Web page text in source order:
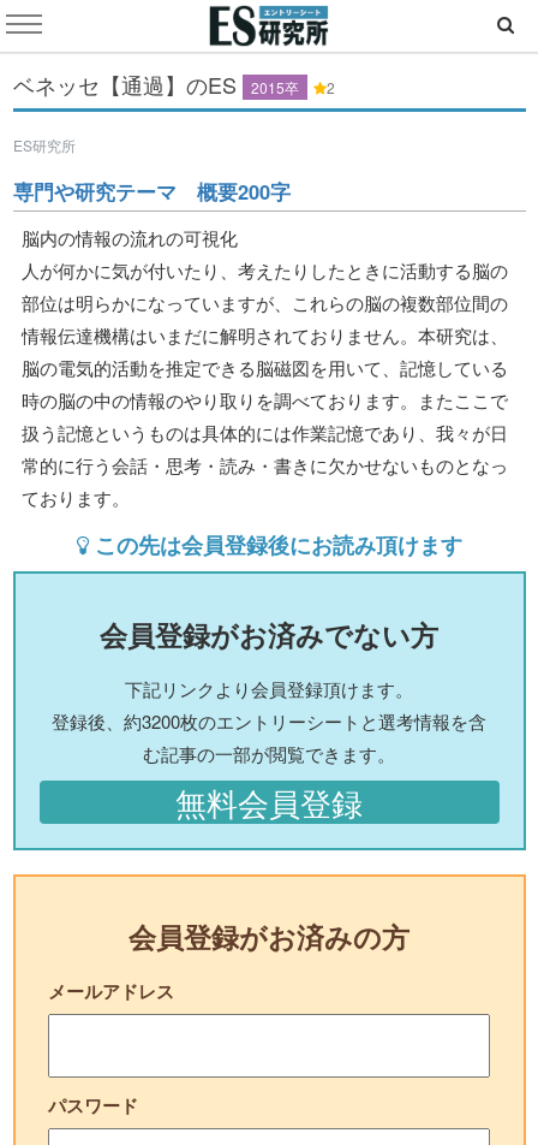
ベネッセ【通過】のES 2015卒 2
ES研究所
専門や研究テーマ 概要200字
脳内の情報の流れの可視化
人が何かに気が付いたり、考えたりしたときに活動する脳の
部位は明らかになっていますが、これらの脳の複数部位間の
情報伝達機構はいまだに解明されておりません。本研究は、
脳の電気的活動を推定できる脳磁図を用いて、記憶している
時の脳の中の情報のやり取りを調べております。またここで
扱う記憶というものは具体的には作業記憶であり、我々が日
常的に行う会話・思考・読み・書きに欠かせないものとなっ
ております。
この先は会員登録後にお読み頂けます
会員登録がお済みでない方
下記リンクより会員登録頂けます。
登録後、約3200枚のエントリーシートと選考情報を含
む記事の一部が閲覧できます。
無料会員登録
会員登録がお済みの方
メールアドレス
パスワード